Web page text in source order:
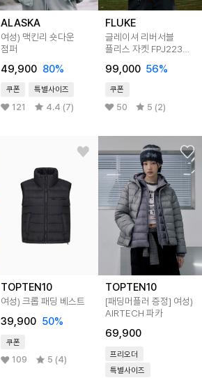
ALASKA
여성) 맥킨리 숏다운
점퍼
49,900 80%
쿠폰 특별사이즈
121 4.4 (7)
FLUKE
글레이셔 리버서블
플리스 자켓 FPJ223
99,000 56%
쿠폰
50 5 (2)
TOPTEN10
여성) 크롭 패딩 베스트
39,900 50%
쿠폰
109 5 (4)
TOPTEN10
[패딩머플러 증정] 여성)
AIRTECH 파카
69,900
프리오더
특별사이즈